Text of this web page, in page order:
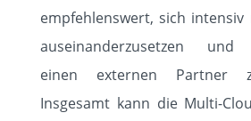
empfehlenswert, sich
auseinanderzusetzen und
einen externen Partner
Insgesamt kann die Multi-